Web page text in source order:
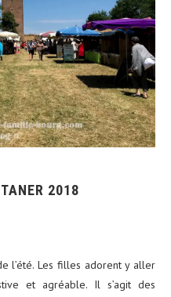
2018
l’été. Les filles adorent y aller
et agréable. Il s’agit des